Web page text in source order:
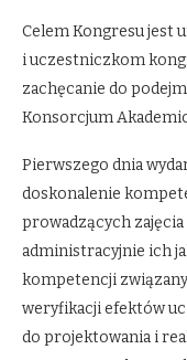
Celem Kongresu jest
i uczestniczkom
zachęcanie do
Konsorcjum
Pierwszego dnia
doskonalenie
prowadzących
administracyjnie ich
kompetencji
weryfikacji efektów
do projektowania i